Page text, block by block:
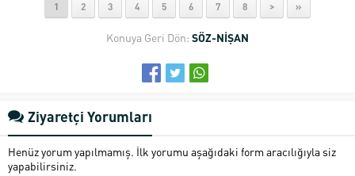
1 2 3 4 5 6 7 8 > »
Konuya Geri Dön: SÖZ-NİŞAN
Ziyaretçi Yorumları
Henüz yorum yapılmamış. İlk yorumu aşağıdaki form aracılığıyla siz
yapabilirsiniz.